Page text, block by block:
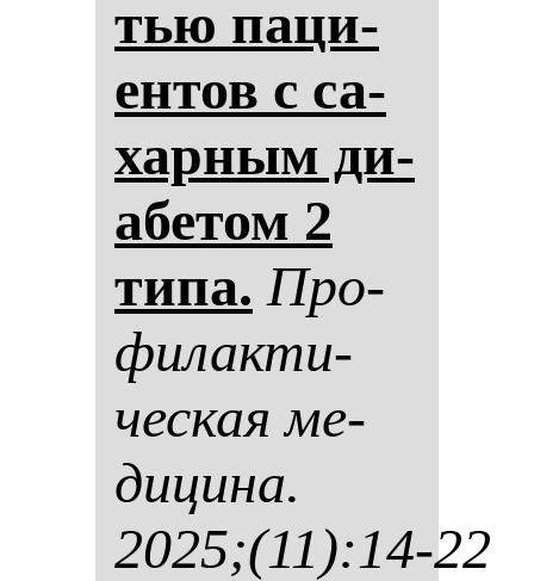
тью па­ци­
ен­тов с са­
хар­ным ди­
абе­том 2
ти­па. Про­
фи­лак­ти­
чес­кая ме­
ди­ци­на.
2025;(11):14-22